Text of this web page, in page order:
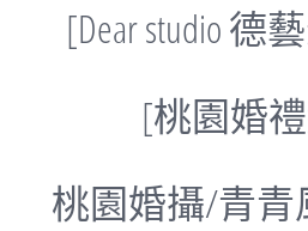
[Dear studio 德
[桃園婚
桃園婚攝/青青